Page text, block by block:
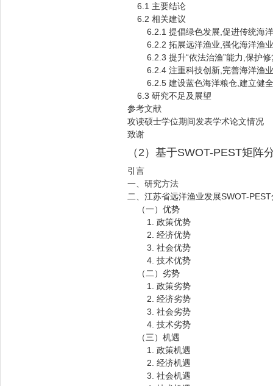
6.1 主要结论
6.2 相关建议
6.2.1 提倡绿色发展,促进传统海洋
6.2.2 拓展远洋渔业,强化海洋渔业
6.2.3 提升“依法治渔”能力,保护修
6.2.4 注重科技创新,完善海洋渔业
6.2.5 建设蓝色海洋粮仓,建立健全
6.3 研究不足及展望
参考文献
攻读硕士学位期间发表学术论文情况
致谢
（2）基于SWOT-PEST矩
引言
一、研究方法
二、江苏省远洋渔业发展SWOT-
（一）优势
1. 政策优势
2. 经济优势
3. 社会优势
4. 技术优势
（二）劣势
1. 政策劣势
2. 经济劣势
3. 社会劣势
4. 技术劣势
（三）机遇
1. 政策机遇
2. 经济机遇
3. 社会机遇